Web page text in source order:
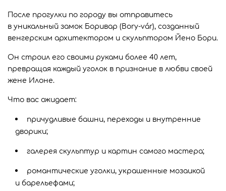
После прогулки по городу вы отправитесь
в уникальный замок Боривар (Bory-vár), созданный
венгерским архитектором и скульптором Йено Бори.
Он строил его своими руками более 40 лет,
превращая каждый уголок в признание в любви своей
жене Илоне.
Что вас ожидает:
причудливые башни, переходы и внутренние
дворики;
галерея скульптур и картин самого мастера;
романтические уголки, украшенные мозаикой
и барельефами;